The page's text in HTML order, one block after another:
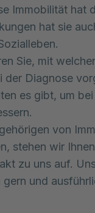
Immobilität hat
hat sie
Sie, mit
der Diagnose
es gibt, um
von
stehen wir
zu uns auf.
und